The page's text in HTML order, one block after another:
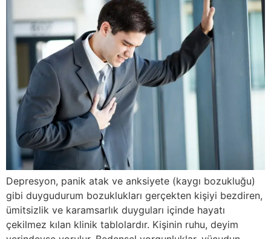
Depresyon, panik atak ve anksiyete (kaygı bozukluğu)
gibi duygudurum bozuklukları gerçekten kişiyi bezdiren,
ümitsizlik ve karamsarlık duyguları içinde hayatı
çekilmez kılan klinik tablolardır. Kişinin ruhu, deyim